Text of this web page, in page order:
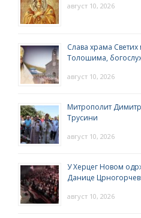
август 10, 2026
Слава храма Светих
Толошима,
август 10, 2026
Митрополит
Трусини
август 10, 2026
У Херцег Новом
Данице
август 10, 2026